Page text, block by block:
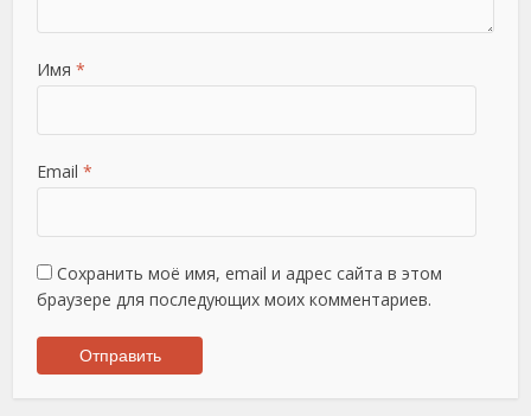
Имя *
Email *
Сохранить моё имя, email и адрес сайта в этом
браузере для последующих моих комментариев.